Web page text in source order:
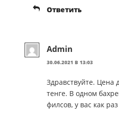
Ответить
Admin
30.06.2021 В 13:03
Здравствуйте. Цена
тенге. В одном
филсов, у вас как